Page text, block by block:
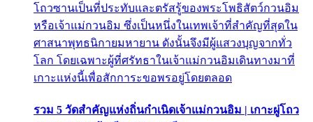
โถวซานเป็นที่ประทับและตรัสรู้ของพระโพธิสัตว์กวนอิม
หรือเจ้าแม่กวนอิม ซึ่งเป็นหนึ่งในเทพเจ้าที่สำคัญที่สุดใน
ศาสนาพุทธนิกายมหายาน ดังนั้นจึงมีผู้แสวงบุญจากทั่ว
โลก โดยเฉพาะผู้ที่ศรัทธาในเจ้าแม่กวนอิมเดินทางมาที่
เกาะแห่งนี้เพื่อสักการะขอพรอยู่โดยตลอด
รวม 5 วัดสำคัญแห่งถิ่นกำเนิดเจ้าแม่กวนอิม | เกาะผู่โถว